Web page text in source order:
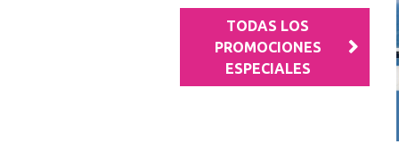
TODAS LOS
PROMOCIONES
ESPECIALES